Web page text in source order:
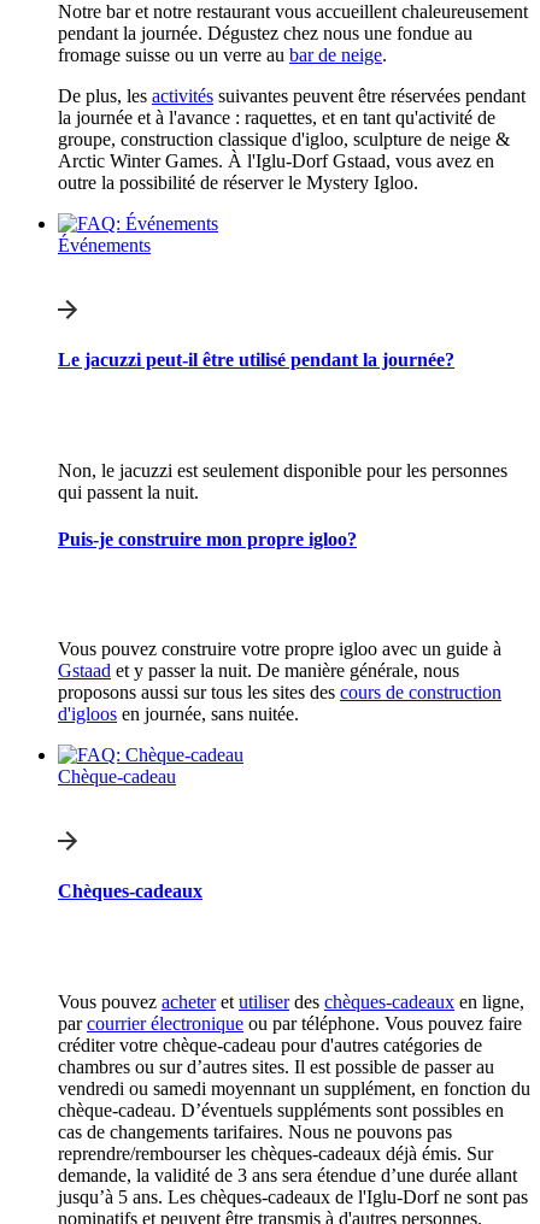
Notre bar et notre restaurant vous accueillent chaleureusement
pendant la journée. Dégustez chez nous une fondue au
fromage suisse ou un verre au bar de neige.
De plus, les activités suivantes peuvent être réservées pendant
la journée et à l'avance : raquettes, et en tant qu'activité de
groupe, construction classique d'igloo, sculpture de neige &
Arctic Winter Games. À l'Iglu-Dorf Gstaad, vous avez en
outre la possibilité de réserver le Mystery Igloo.
Événements
Le jacuzzi peut-il être utilisé pendant la journée?
Non, le jacuzzi est seulement disponible pour les personnes
qui passent la nuit.
Puis-je construire mon propre igloo?
Vous pouvez construire votre propre igloo avec un guide à
Gstaad et y passer la nuit. De manière générale, nous
proposons aussi sur tous les sites des cours de construction
d'igloos en journée, sans nuitée.
Chèque-cadeau
Chèques-cadeaux
Vous pouvez acheteret utiliserdes chèques-cadeaux en ligne,
parcourrier électronique ou par téléphone. Vous pouvez faire
créditer votre chèque-cadeau pour d'autres catégories de
chambres ou sur d’autres sites. Il est possible de passer au
vendredi ou samedi moyennant un supplément, en fonction du
chèque-cadeau. D’éventuels suppléments sont possibles en
cas de changements tarifaires. Nous ne pouvons pas
reprendre/rembourser les chèques-cadeaux déjà émis. Sur
demande, la validité de 3 ans sera étendue d’une durée allant
jusqu’à 5 ans. Les chèques-cadeaux de l'Iglu-Dorf ne sont pas
nominatifs et peuvent être transmis à d'autres personnes.